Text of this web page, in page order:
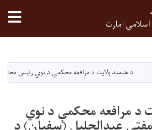
دانګل
امارت
د هلمند ولایت د مرافعه محکمې د نوي رئيس
د مرافعه محکمې د نوي